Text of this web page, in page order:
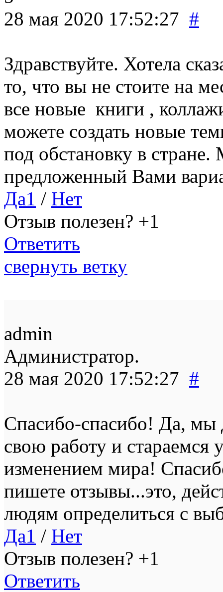
28 мая 2020 17:52:27 #
Здравствуйте. Хотела
то, что вы не стоите на
все новые книги ,
можете создать новые
под обстановку в
предложенный Вами
Да1 / Нет
Отзыв полезен? +1
Ответить
свернуть ветку
admin
Администратор.
28 мая 2020 17:52:27 #
Спасибо-спасибо! Да, мы
свою работу и стараемся
изменением мира!
пишете отзывы...это,
людям определиться с
Да1 / Нет
Отзыв полезен? +1
Ответить